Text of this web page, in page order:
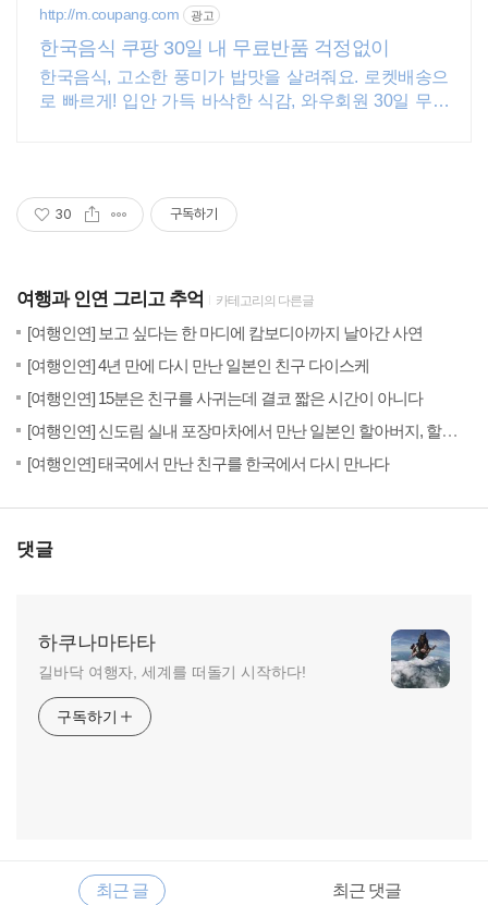
http://m.coupang.com 광고
한국음식 쿠팡 30일 내 무료반품 걱정없이
한국음식, 고소한 풍미가 밥맛을 살려줘요. 로켓배송으
로 빠르게! 입안 가득 바삭한 식감, 와우회원 30일 무료
30 구독하기
여행과 인연 그리고 추억 카테고리의 다른글
[여행인연] 보고 싶다는 한 마디에 캄보디아까지 날아간 사연
[여행인연] 4년 만에 다시 만난 일본인 친구 다이스케
[여행인연] 15분은 친구를 사귀는데 결코 짧은 시간이 아니다
[여행인연] 신도림 실내 포장마차에서 만난 일본인 할아버지, 할머니
[여행인연] 태국에서 만난 친구를 한국에서 다시 만나다
댓글
하쿠나마타타
길바닥 여행자, 세계를 떠돌기 시작하다!
구독하기
RECENTLY
최근 글 최근 댓글